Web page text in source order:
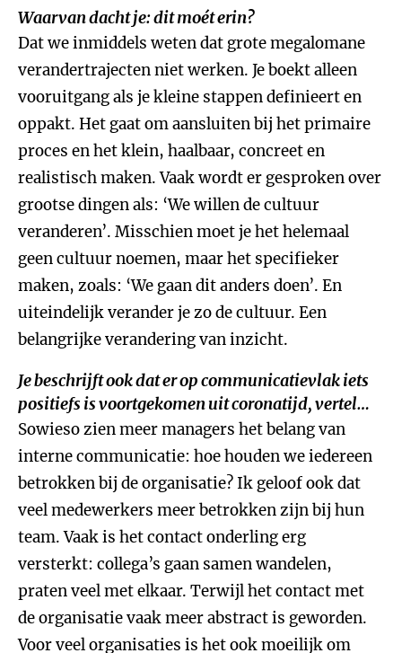
Waarvan dacht je: dit moét erin?
Dat we inmiddels weten dat grote megalomane
verandertrajecten niet werken. Je boekt alleen
vooruitgang als je kleine stappen definieert en
oppakt. Het gaat om aansluiten bij het primaire
proces en het klein, haalbaar, concreet en
realistisch maken. Vaak wordt er gesproken over
grootse dingen als: ‘We willen de cultuur
veranderen’. Misschien moet je het helemaal
geen cultuur noemen, maar het specifieker
maken, zoals: ‘We gaan dit anders doen’. En
uiteindelijk verander je zo de cultuur. Een
belangrijke verandering van inzicht.
Je beschrijft ook dat er op communicatievlak iets
positiefs is voortgekomen uit coronatijd, vertel…
Sowieso zien meer managers het belang van
interne communicatie: hoe houden we iedereen
betrokken bij de organisatie? Ik geloof ook dat
veel medewerkers meer betrokken zijn bij hun
team. Vaak is het contact onderling erg
versterkt: collega’s gaan samen wandelen,
praten veel met elkaar. Terwijl het contact met
de organisatie vaak meer abstract is geworden.
Voor veel organisaties is het ook moeilijk om